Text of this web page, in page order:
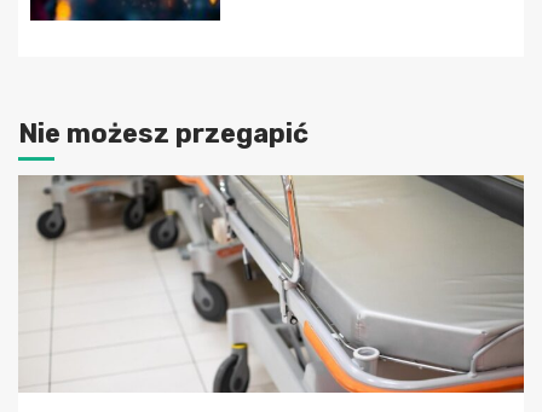
Nie możesz przegapić